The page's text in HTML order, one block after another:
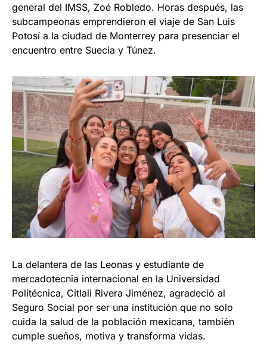
general del IMSS, Zoé Robledo. Horas después, las
subcampeonas emprendieron el viaje de San Luis
Potosí a la ciudad de Monterrey para presenciar el
encuentro entre Suecia y Túnez.
La delantera de las Leonas y estudiante de
mercadotecnia internacional en la Universidad
Politécnica, Citlali Rivera Jiménez, agradeció al
Seguro Social por ser una institución que no solo
cuida la salud de la población mexicana, también
cumple sueños, motiva y transforma vidas.